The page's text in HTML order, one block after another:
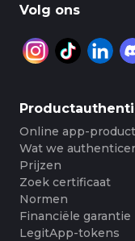
Volg ons
Online app-
Wat we
Prijzen
Zoek certificaat
Normen
Financiële garantie
LegitApp-tokens